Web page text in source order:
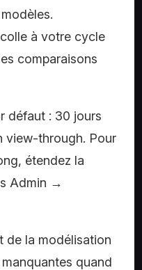
à votre cycle
comparaisons
défaut : 30 jours
view-through. Pour
étendez la
Admin →
de la modélisation
quand